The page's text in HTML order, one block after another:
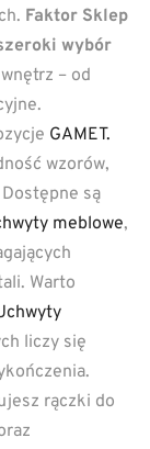
Faktor Sklep
wybór
– od
GAMET.
wzorów,
są
meblowe,
Warto
liczy się
rączki do